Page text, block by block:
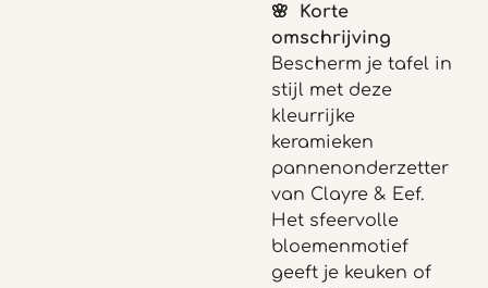
🌸 Korte
omschrijving
Bescherm je tafel in
stijl met deze
kleurrijke
keramieken
pannenonderzetter
van Clayre & Eef.
Het sfeervolle
bloemenmotief
geeft je keuken of